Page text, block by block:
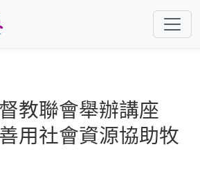
教聯會舉辦講座
用社會資源協助牧